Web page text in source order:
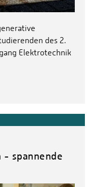
des 2.
Elektrotechnik
- spannende